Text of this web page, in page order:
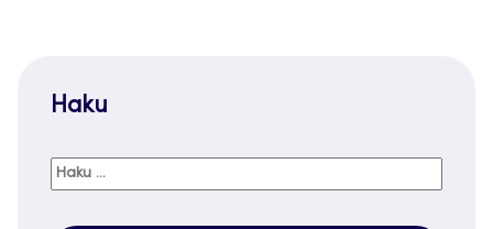
Haku
Haku: